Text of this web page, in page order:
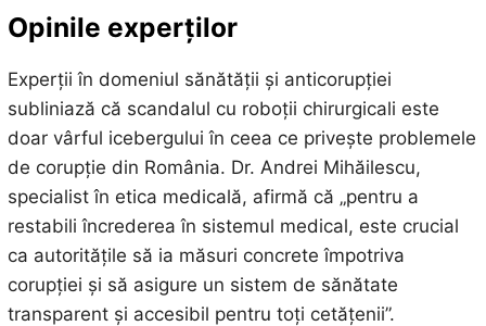
Opinile experților
Experții în domeniul sănătății și anticorupției
subliniază că scandalul cu roboții chirurgicali este
doar vârful icebergului în ceea ce privește problemele
de corupție din România. Dr. Andrei Mihăilescu,
specialist în etica medicală, afirmă că „pentru a
restabili încrederea în sistemul medical, este crucial
ca autoritățile să ia măsuri concrete împotriva
corupției și să asigure un sistem de sănătate
transparent și accesibil pentru toți cetățenii”.